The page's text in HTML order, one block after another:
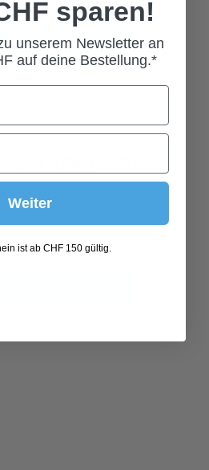
In den Warenkorb
59,00 CHF*
sparen!
unserem Newsletter an
auf deine Bestellung.*
Weiter
ist ab CHF 150 gültig.